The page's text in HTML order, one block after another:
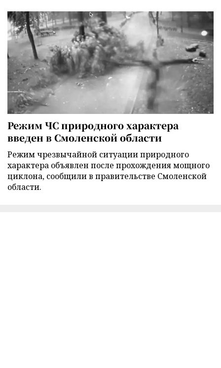
Режим ЧС природного характера
введен в Смоленской области
Режим чрезвычайной ситуации природного
характера объявлен после прохождения мощного
циклона, сообщили в правительстве Смоленской
области.